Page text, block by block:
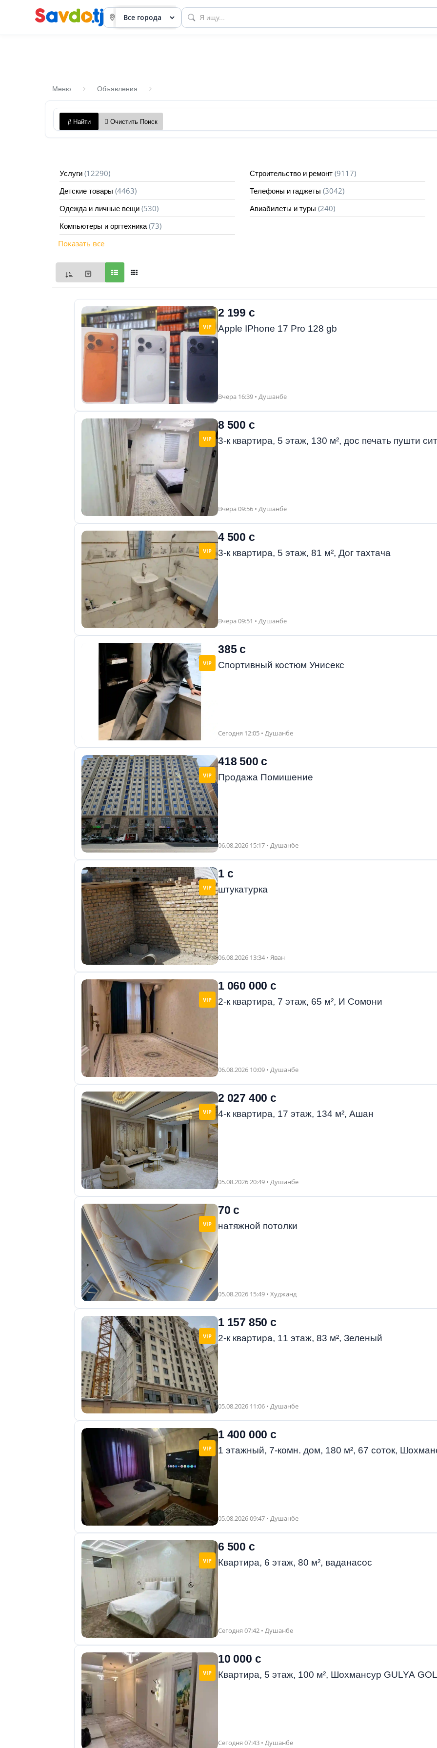
приборов
объявления
Меню Объявления
Найти Очистить Поиск
Услуги (12290) Строительство и ремонт (9117)
Детские товары (4463) Телефоны и гаджеты (3042)
Одежда и личные вещи (530) Авиабилеты и туры (240)
Компьютеры и оргтехника (73)
Показать все
VIP
2 199 с
Apple IPhone 17 Pro 128 gb
Вчера 16:39 • Душанбе
VIP
8 500 с
3-к квартира, 5 этаж, 130 м², дос печать пушти
Вчера 09:56 • Душанбе
VIP
4 500 с
3-к квартира, 5 этаж, 81 м², Дог тахтача
Вчера 09:51 • Душанбе
VIP
385 с
Спортивный костюм Унисекс
Сегодня 12:05 • Душанбе
VIP
418 500 с
Продажа Помишение
06.08.2026 15:17 • Душанбе
VIP
1 с
штукатурка
06.08.2026 13:34 • Яван
VIP
1 060 000 с
2-к квартира, 7 этаж, 65 м², И Сомони
06.08.2026 10:09 • Душанбе
VIP
2 027 400 с
4-к квартира, 17 этаж, 134 м², Ашан
05.08.2026 20:49 • Душанбе
VIP
70 с
натяжной потолки
05.08.2026 15:49 • Худжанд
VIP
1 157 850 с
2-к квартира, 11 этаж, 83 м², Зеленый
05.08.2026 11:06 • Душанбе
VIP
1 400 000 с
1 этажный, 7-комн. дом, 180 м², 67 соток,
05.08.2026 09:47 • Душанбе
VIP
6 500 с
Квартира, 6 этаж, 80 м², ваданасос
Сегодня 07:42 • Душанбе
VIP
10 000 с
Квартира, 5 этаж, 100 м², Шохмансур GULYA
Сегодня 07:43 • Душанбе